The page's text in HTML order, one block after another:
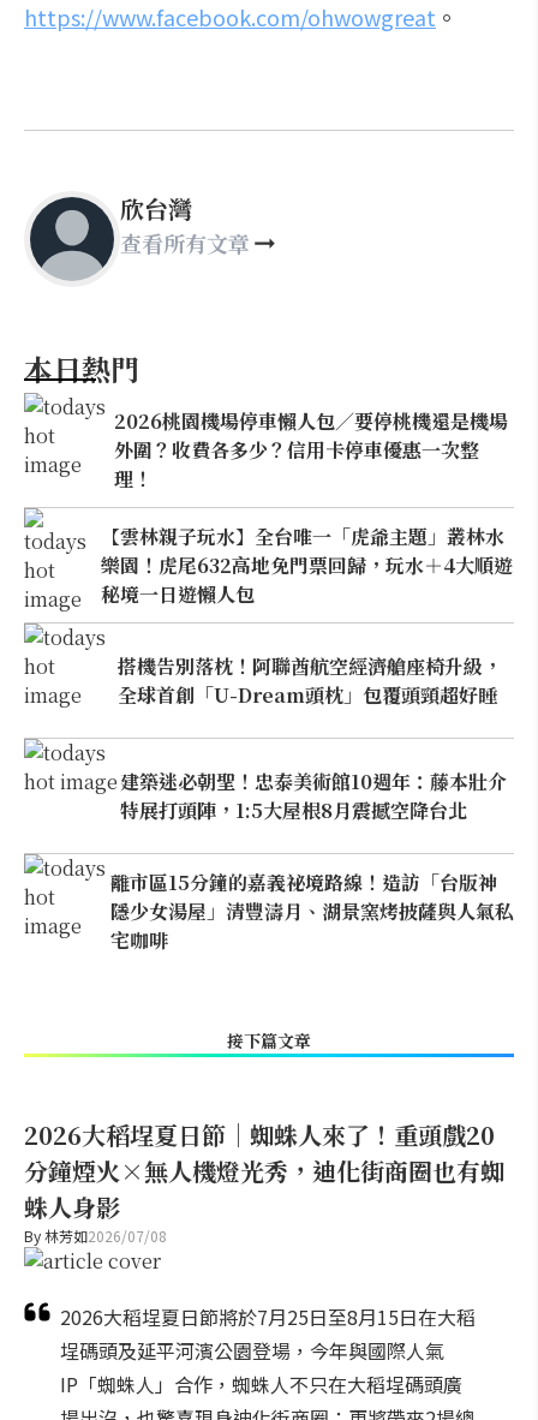
https://www.facebook.com/ohwowgreat 。
欣台灣
查看所有文章
本日熱門
2026桃園機場停車懶人包／要停桃機還是機場
外圍？收費各多少？信用卡停車優惠一次整
理！
【雲林親子玩水】全台唯一「虎爺主題」叢林水
樂園！虎尾632高地免門票回歸，玩水＋4大順遊
秘境一日遊懶人包
搭機告別落枕！阿聯酋航空經濟艙座椅升級，
全球首創「U-Dream頭枕」包覆頭頸超好睡
建築迷必朝聖！忠泰美術館10週年：藤本壯介
特展打頭陣，1:5大屋根8月震撼空降台北
離市區15分鐘的嘉義祕境路線！造訪「台版神
隱少女湯屋」清豐濤月、湖景窯烤披薩與人氣私
宅咖啡
接下篇文章
2026大稻埕夏日節｜蜘蛛人來了！重頭戲20
分鐘煙火×無人機燈光秀，迪化街商圈也有蜘
蛛人身影
By林芳如2026/07/08
2026大稻埕夏日節將於7月25日至8月15日在大稻
埕碼頭及延平河濱公園登場，今年與國際人氣
IP「蜘蛛人」合作，蜘蛛人不只在大稻埕碼頭廣